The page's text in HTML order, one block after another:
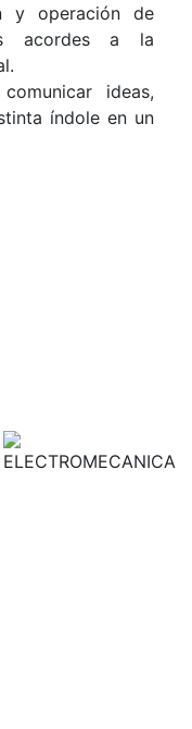
y operación de
acordes a la
ideas,
índole en un